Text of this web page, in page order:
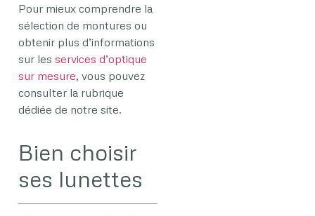
Pour mieux comprendre la
sélection de montures ou
obtenir plus d’informations
sur les services d’optique
sur mesure, vous pouvez
consulter la rubrique
dédiée de notre site.
Bien choisir
ses lunettes